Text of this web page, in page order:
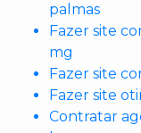
palmas
Fazer site
mg
Fazer site
Fazer site
Contratar